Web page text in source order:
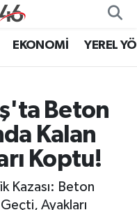
EKONOMİ YEREL
Beton
Kalan
Koptu!
Kazası: Beton
Ayakları
Fikstür